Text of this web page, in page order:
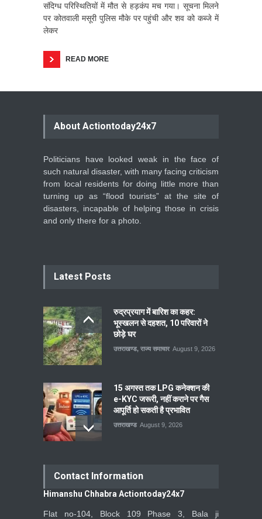
संदिग्ध परिस्थितियों में मौत से हड़कंप मच गया। सूचना मिलने
पर कोतवाली मसूरी पुलिस मौके पर पहुंची और शव को कब्जे में
लेकर
READ MORE
About Actiontoday24x7
Politicians have looked weak in the face of
such natural disaster, with many facing criticism
from local residents for doing little more than
turning up as “flood tourists” at the site of
disasters, incapable of helping those in crisis
and only there for a photo.
Latest Posts
रुद्रप्रयाग में बारिश का कहर:
भूस्खलन से दहशत, 10 परिवारों ने
छोड़े घर
उत्तराखण्ड, राज्य समाचार August 9, 2026
15 अगस्त तक LPG कनेक्शन की
e-KYC जरूरी, नहीं कराने पर गैस
आपूर्ति हो सकती है प्रभावित
उत्तराखण्ड August 9, 2026
Contact Information
Himanshu Chhabra Actiontoday24x7
Flat no-104, Block 109 Phase 3, Bala ji